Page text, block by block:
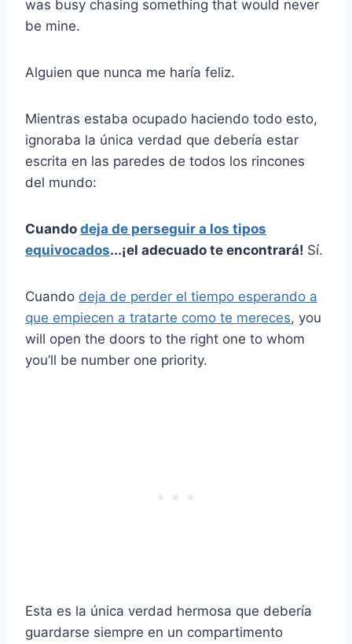
was busy chasing something that would never
be mine.
Alguien que nunca me haría feliz.
Mientras estaba ocupado haciendo todo esto,
ignoraba la única verdad que debería estar
escrita en las paredes de todos los rincones
del mundo:
Cuando deja de perseguir a los tipos
equivocados...¡el adecuado te encontrará! Sí.
Cuando deja de perder el tiempo esperando a
que empiecen a tratarte como te mereces, you
will open the doors to the right one to whom
you’ll be number one priority.
Esta es la única verdad hermosa que debería
guardarse siempre en un compartimento